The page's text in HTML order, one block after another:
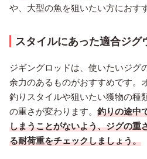
や、大型の魚を狙いたい方におす
スタイルにあった適合ジグ
ジギングロッドは、使いたいジグ
余力のあるものがおすすめです。
釣りスタイルや狙いたい獲物の種
の重さが変わります。 釣りの途中
しまうことがないよう、ジグの重
る耐荷重をチェックしましょう。